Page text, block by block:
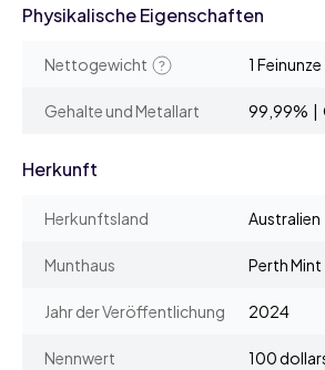
Physikalische Eigenschaften
Nettogewicht 1 Feinunze
Gehalte und Metallart 99,99% |
Herkunft
Herkunftsland Australien
Munthaus Perth Mint
Jahr der Veröffentlichung 2024
Nennwert 100